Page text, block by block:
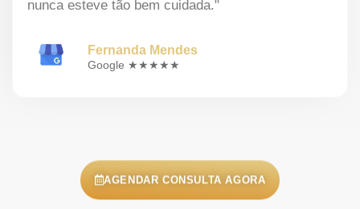
nunca esteve tão bem cuidada."
Fernanda Mendes
Google ★★★★★
AGENDAR CONSULTA AGORA